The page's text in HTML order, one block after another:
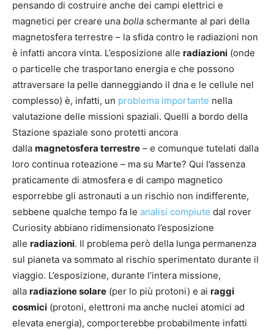
pensando di costruire anche dei campi elettrici e
magnetici per creare una bolla schermante al pari della
magnetosfera terrestre – la sfida contro le radiazioni non
è infatti ancora vinta. L’esposizione alle radiazioni (onde
o particelle che trasportano energia e che possono
attraversare la pelle danneggiando il dna e le cellule nel
complesso) è, infatti, un problema importante nella
valutazione delle missioni spaziali. Quelli a bordo della
Stazione spaziale sono protetti ancora
dalla magnetosfera terrestre – e comunque tutelati dalla
loro continua roteazione – ma su Marte? Qui l’assenza
praticamente di atmosfera e di campo magnetico
esporrebbe gli astronauti a un rischio non indifferente,
sebbene qualche tempo fa le analisi compiute dal rover
Curiosity abbiano ridimensionato l’esposizione
alle radiazioni. Il problema però della lunga permanenza
sul pianeta va sommato al rischio sperimentato durante il
viaggio. L’esposizione, durante l’intera missione,
alla radiazione solare (per lo più protoni) e ai raggi
cosmici (protoni, elettroni ma anche nuclei atomici ad
elevata energia), comporterebbe probabilmente infatti